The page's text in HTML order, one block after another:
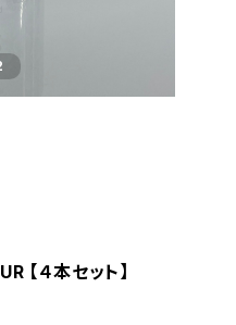
【４本セット】